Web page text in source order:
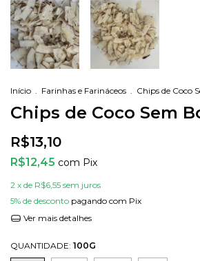
Início . Farinhas e Farináceos . Chips de Coco
Chips de Coco Sem
R$13,10
R$12,45 com Pix
2 x de R$6,55 sem juros
5% de desconto pagando com Pix
Ver mais detalhes
QUANTIDADE: 100G